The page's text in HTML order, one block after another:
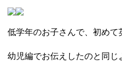
低学年のお子さんで、初めて
幼児編でお伝えしたのと同じ